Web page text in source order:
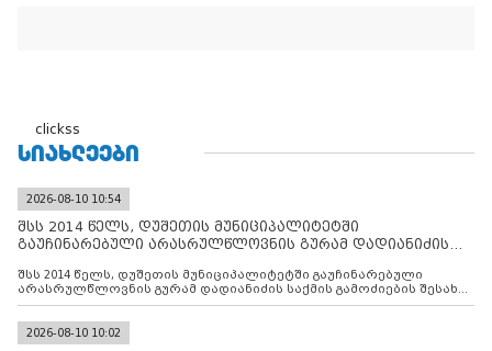
clickss
ᲡᲘᲐᲮᲚᲔᲔᲑᲘ
2026-08-10 10:54
შსს 2014 წელს, დუშეთის მუნიციპალიტეტში
გაუჩინარებული არასრულწლოვნის გურამ დადიანიძის
შსს 2014 წელს, დუშეთის მუნიციპალიტეტში გაუჩინარებული
არასრულწლოვნის გურამ დადიანიძის საქმის გამოძიების შესახებ
ინფორმაციას ავრცელებს
2026-08-10 10:02